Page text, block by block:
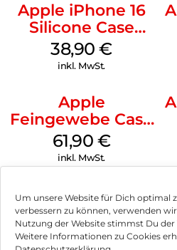
Um unsere Website für Dich optimal
verbessern zu können, verwenden
Nutzung der Website stimmst Du
Weitere Informationen zu Cookies
Apple iPhone 16
Silicone Case
MagSafe
Ultramarine
38,90€
inkl. MwSt.
Apple
Feingewebe Case
iPhone 15 Pro
MagSafe Schwarz
61,90 €
inkl. MwSt.
Impressum